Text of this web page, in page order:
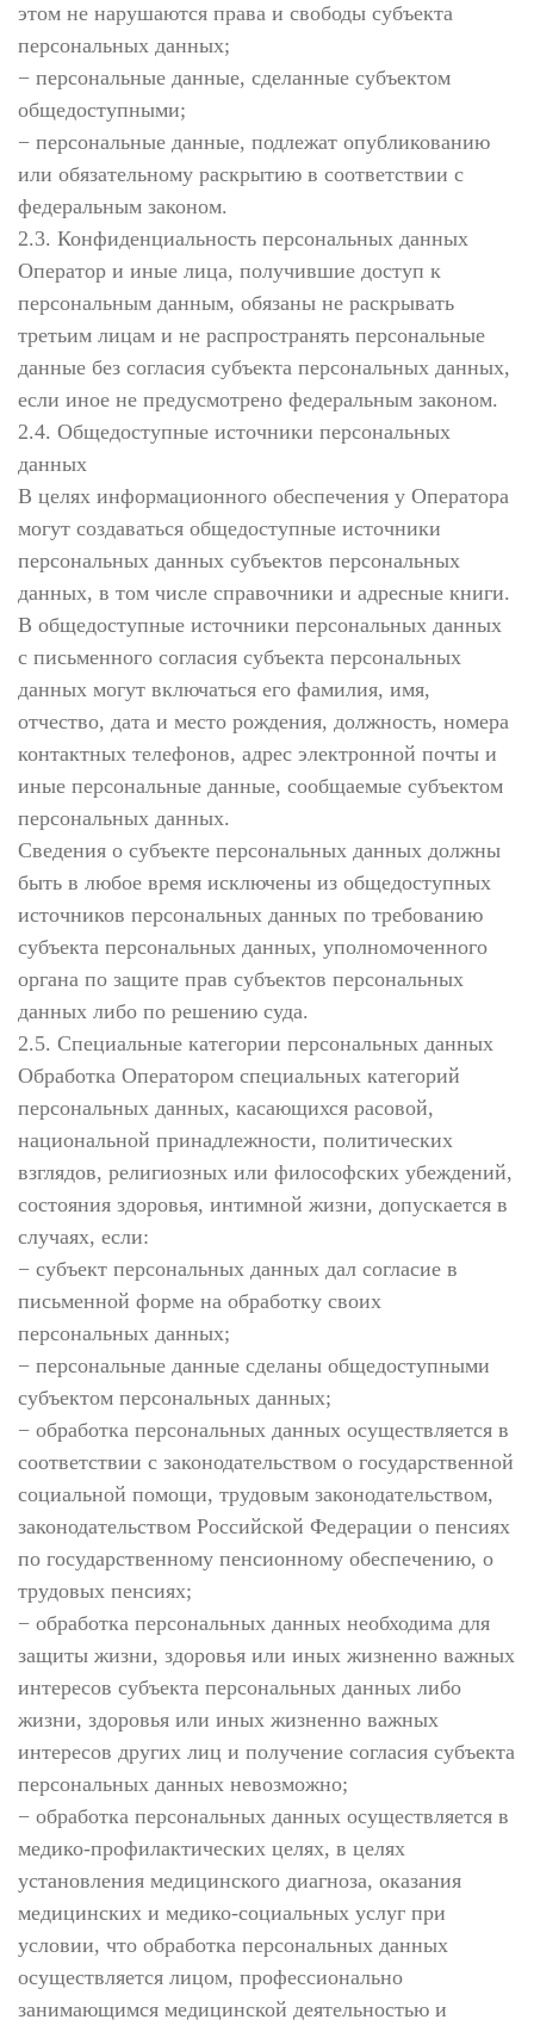
этом не нарушаются права и свободы субъекта
персональных данных;
− персональные данные, сделанные субъектом
общедоступными;
− персональные данные, подлежат опубликованию
или обязательному раскрытию в соответствии с
федеральным законом.
2.3. Конфиденциальность персональных данных
Оператор и иные лица, получившие доступ к
персональным данным, обязаны не раскрывать
третьим лицам и не распространять персональные
данные без согласия субъекта персональных данных,
если иное не предусмотрено федеральным законом.
2.4. Общедоступные источники персональных
данных
В целях информационного обеспечения у Оператора
могут создаваться общедоступные источники
персональных данных субъектов персональных
данных, в том числе справочники и адресные книги.
В общедоступные источники персональных данных
с письменного согласия субъекта персональных
данных могут включаться его фамилия, имя,
отчество, дата и место рождения, должность, номера
контактных телефонов, адрес электронной почты и
иные персональные данные, сообщаемые субъектом
персональных данных.
Сведения о субъекте персональных данных должны
быть в любое время исключены из общедоступных
источников персональных данных по требованию
субъекта персональных данных, уполномоченного
органа по защите прав субъектов персональных
данных либо по решению суда.
2.5. Специальные категории персональных данных
Обработка Оператором специальных категорий
персональных данных, касающихся расовой,
национальной принадлежности, политических
взглядов, религиозных или философских убеждений,
состояния здоровья, интимной жизни, допускается в
случаях, если:
− субъект персональных данных дал согласие в
письменной форме на обработку своих
персональных данных;
− персональные данные сделаны общедоступными
субъектом персональных данных;
− обработка персональных данных осуществляется в
соответствии с законодательством о государственной
социальной помощи, трудовым законодательством,
законодательством Российской Федерации о пенсиях
по государственному пенсионному обеспечению, о
трудовых пенсиях;
− обработка персональных данных необходима для
защиты жизни, здоровья или иных жизненно важных
интересов субъекта персональных данных либо
жизни, здоровья или иных жизненно важных
интересов других лиц и получение согласия субъекта
персональных данных невозможно;
− обработка персональных данных осуществляется в
медико-профилактических целях, в целях
установления медицинского диагноза, оказания
медицинских и медико-социальных услуг при
условии, что обработка персональных данных
осуществляется лицом, профессионально
занимающимся медицинской деятельностью и